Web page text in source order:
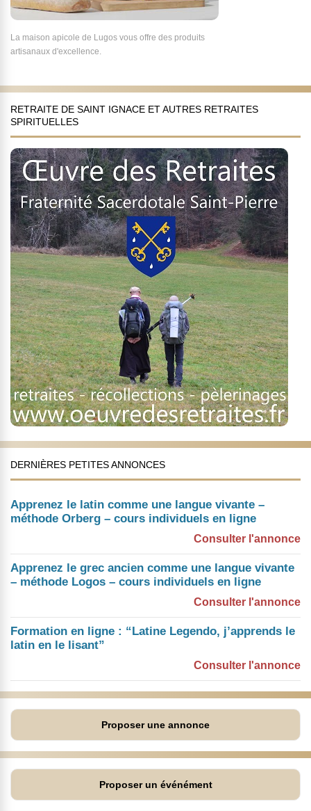
La maison apicole de Lugos vous offre des produits
artisanaux d'excellence.
RETRAITE DE SAINT IGNACE ET AUTRES RETRAITES
SPIRITUELLES
DERNIÈRES PETITES ANNONCES
Apprenez le latin comme une langue vivante –
méthode Orberg – cours individuels en ligne
Consulter l'annonce
Apprenez le grec ancien comme une langue vivante
– méthode Logos – cours individuels en ligne
Consulter l'annonce
Formation en ligne : “Latine Legendo, j’apprends le
latin en le lisant”
Consulter l'annonce
Proposer une annonce
Proposer un événément